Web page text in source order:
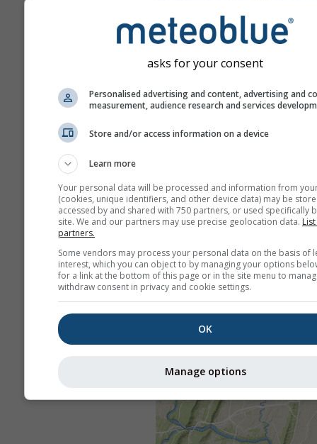
asks for your consent
Personalised advertising and content, advertising and
measurement, audience research and services
Store and/or access information on a device
Learn more
Your personal data will be processed and information from
(cookies, unique identifiers, and other device data) may be
accessed by and shared with 750 partners, or used specifically
site. We and our partners may use precise geolocation data.
partners.
Some vendors may process your personal data on the basis of
interest, which you can object to by managing your options
for a link at the bottom of this page or in the site menu to
withdraw consent in privacy and cookie settings.
OK
Manage options